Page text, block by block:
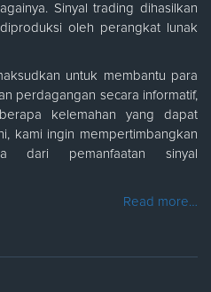
Sinyal trading dihasilkan
oleh perangkat lunak
untuk membantu para
perdagangan secara informatif,
kelemahan yang dapat
kami ingin mempertimbangkan
dari pemanfaatan sinyal
Read more…